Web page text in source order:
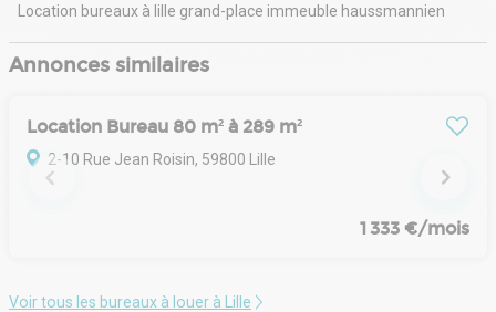
Location bureaux à lille grand-place immeuble haussmannien
Annonces similaires
Location Bureau 80 m² à 289 m²
2-10 Rue Jean Roisin, 59800 Lille
1 333 €/mois
Voir tous les bureaux à louer à Lille